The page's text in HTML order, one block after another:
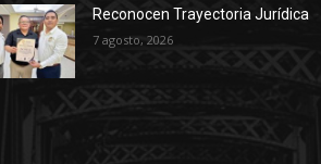
Reconocen Trayectoria Jurídica
7 agosto, 2026